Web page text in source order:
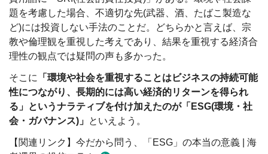
題を考慮した場合、不適切な先(武器、酒、たばこ製造な
ど)には投資しない手法のことだ。どちらかと言えば、宗
教や倫理観を重視した考えであり、結果を重視する経済合
理性の観点では疑問の声も多かった。
そこに
「環境や社会を重視することはビジネスの持続可能
性につながり、長期的には高い経済的リターンを得られ
る」というナラティブを付け加えたのが「ESG(環境・社
会・ガバナンス)」 といえよう。
【関連リンク】今だから問う、「ESG」の本当の意義 | 海